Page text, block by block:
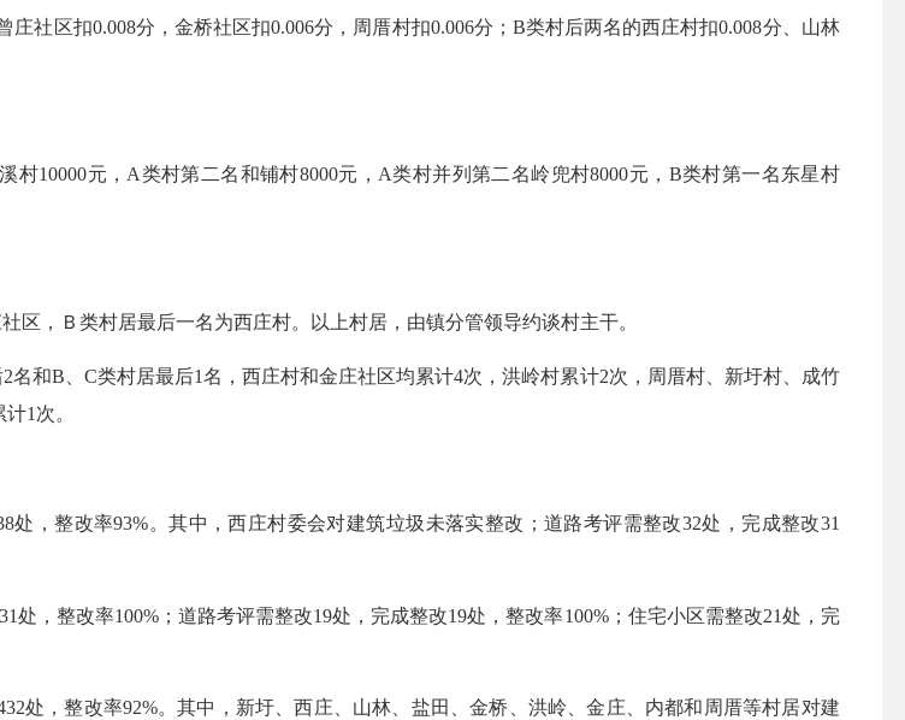
区扣0.008分，金桥社区扣0.006分，周厝村扣0.006分；B类村后两名的西庄村扣0.008分、山林
元，A类村第二名和铺村8000元，A类村并列第二名岭兜村8000元，B类村第一名东星村
，Ｂ类村居最后一名为西庄村。以上村居，由镇分管领导约谈村主干。
B、C类村居最后1名，西庄村和金庄社区均累计4次，洪岭村累计2次，周厝村、新圩村、成竹
1次。
整改率93%。其中，西庄村委会对建筑垃圾未落实整改；道路考评需整改32处，完成整改31
整改率100%；道路考评需整改19处，完成整改19处，整改率100%；住宅小区需整改21处，完
，整改率92%。其中，新圩、西庄、山林、盐田、金桥、洪岭、金庄、内都和周厝等村居对建